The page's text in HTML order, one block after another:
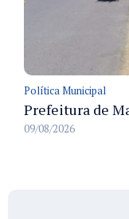
Política Municipal
09/08/2026